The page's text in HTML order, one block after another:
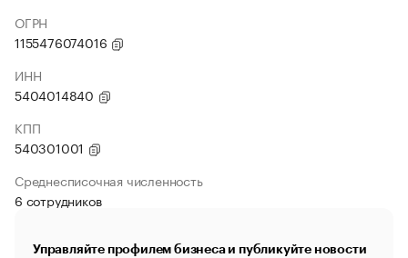
ОГРН
1155476074016
ИНН
5404014840
КПП
540301001
Среднесписочная численность
6 сотрудников
Управляйте профилем бизнеса и публикуйте новости